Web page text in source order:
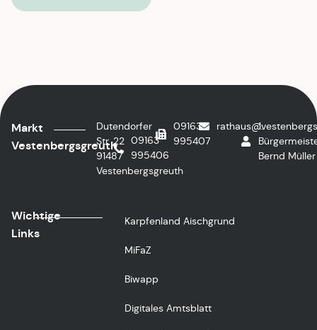
Markt
Vestenbergsgreuth
Dutendorfer
Str. 22
91487
Vestenbergsgreuth
09163
995406
09163
995407
1.
Bernd Müller
Wichtige
Links
Karpfenland Aischgrund
MiFaZ
Biwapp
Digitales Amtsblatt